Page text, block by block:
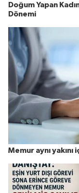
Doğum Yapan
Dönemi
Memur aynı